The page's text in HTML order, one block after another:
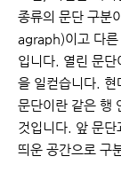
종류의 문단 구분
agraph)이고 다
입니다. 열린 문
을 일컫습니다. 현
문단이란 같은 행
것입니다. 앞 문
띄운 공간으로 구